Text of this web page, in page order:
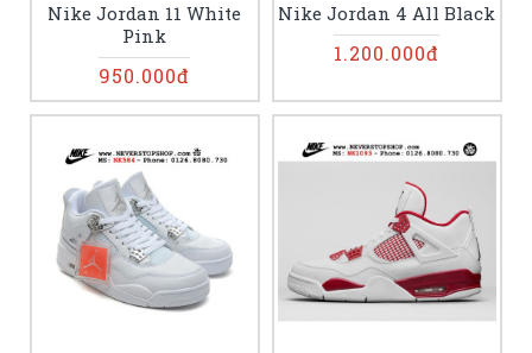
Nike Jordan 11 White
Pink
950.000đ
Nike Jordan 4 All Black
1.200.000đ